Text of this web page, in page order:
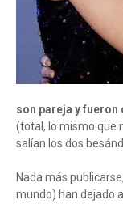
son pareja y
(total, lo mismo que
salían los dos
Nada más
mundo) han dejado